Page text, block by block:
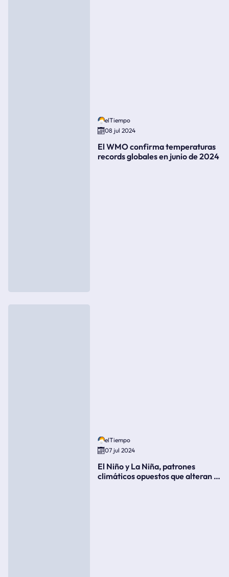
elTiempo
08 jul 2024
El WMO confirma temperaturas
records globales en junio de 2024
elTiempo
07 jul 2024
El Niño y La Niña, patrones
climáticos opuestos que alteran la